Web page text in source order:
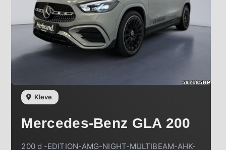
Kleve
Mercedes-Benz GLA 200
200 d -EDITION-AMG-NIGHT-MULTIBEAM-AHK-